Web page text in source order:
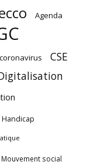
Agenda
coronavirus CSE
Handicap
Mouvement social